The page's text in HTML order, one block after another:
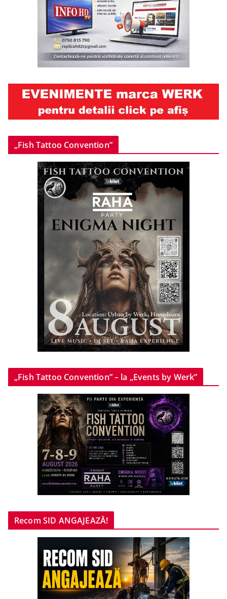
„Fish Tattoo Convention”
„Fish Tattoo Convention” – la „Events by Werk”
Recom SID ANGAJEAZĂ!